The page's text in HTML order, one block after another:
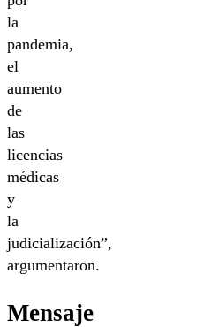
la
pandemia,
el
aumento
de
las
licencias
médicas
y
la
judicialización”,
argumentaron.
Mensaje